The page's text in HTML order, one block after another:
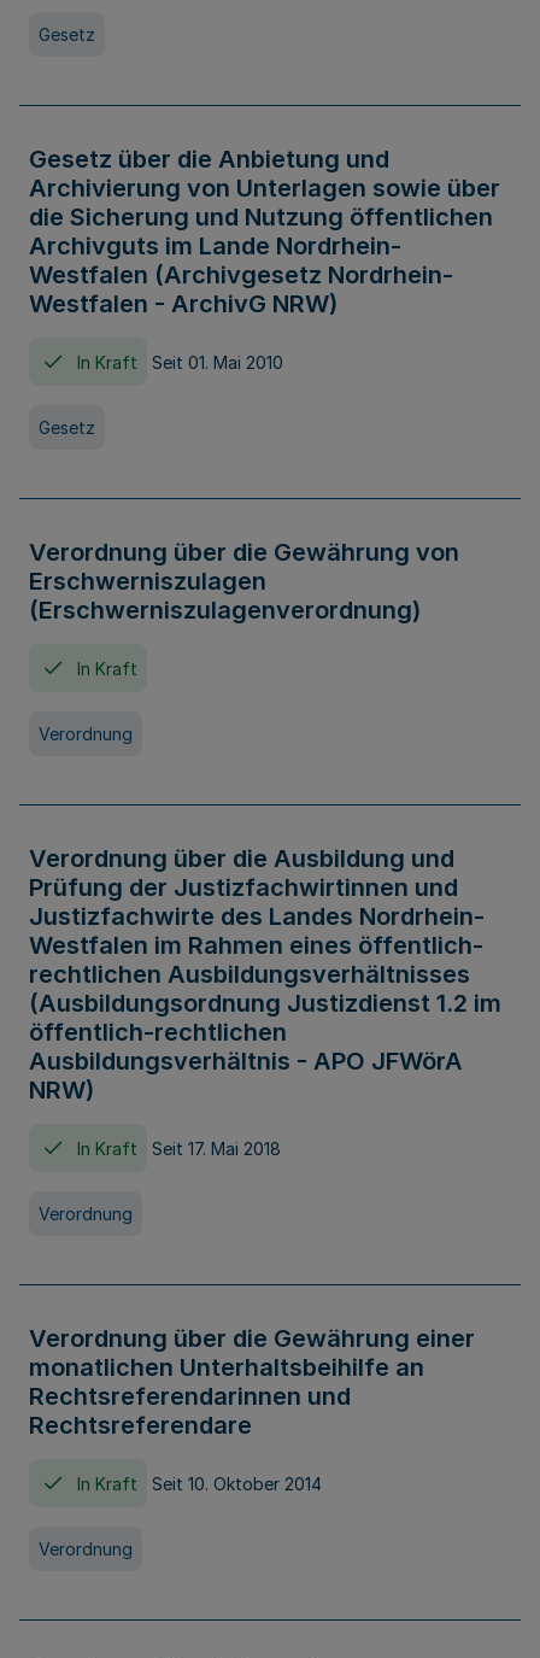
Gesetz
Gesetz über die Anbietung und
Archivierung von Unterlagen sowie über
die Sicherung und Nutzung öffentlichen
Archivguts im Lande Nordrhein-
Westfalen (Archivgesetz Nordrhein-
Westfalen - ArchivG NRW)
In Kraft Seit 01. Mai 2010
Gesetz
Verordnung über die Gewährung von
Erschwerniszulagen
(Erschwerniszulagenverordnung)
In Kraft
Verordnung
Verordnung über die Ausbildung und
Prüfung der Justizfachwirtinnen und
Justizfachwirte des Landes Nordrhein-
Westfalen im Rahmen eines öffentlich-
rechtlichen Ausbildungsverhältnisses
(Ausbildungsordnung Justizdienst 1.2 im
öffentlich-rechtlichen
Ausbildungsverhältnis - APO JFWörA
NRW)
In Kraft Seit 17. Mai 2018
Verordnung
Verordnung über die Gewährung einer
monatlichen Unterhaltsbeihilfe an
Rechtsreferendarinnen und
Rechtsreferendare
In Kraft Seit 10. Oktober 2014
Verordnung